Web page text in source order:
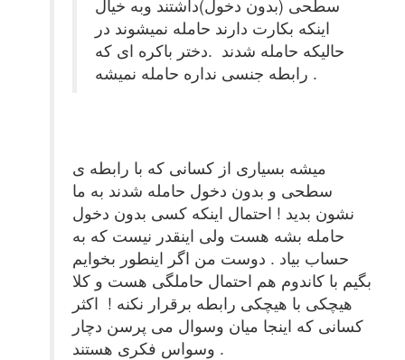
سطحی (بدون دخول)داشتند وبه خیال
اینکه بکارت دارند حامله نمیشوند در
حالیکه حامله شدند .دختر باکره ای که
رابطه جنسی نداره حامله نمیشه .
میشه بسیاری از کسانی که با رابطه ی
سطحی و بدون دخول حامله شدند به ما
نشون بدید ! احتمال اینکه کسی بدون دخول
حامله بشه هست ولی اینقدر نیست که به
حساب بیاد . دوست من اگر اینطور بخوایم
بگیم با کاندوم هم احتمال حاملگی هست و کلا
هیچکی با هیچکی رابطه برقرار نکنه ! اکثر
کسانی که اینجا میان وسوال می پرسن دچار
وسواس فکری هستند .